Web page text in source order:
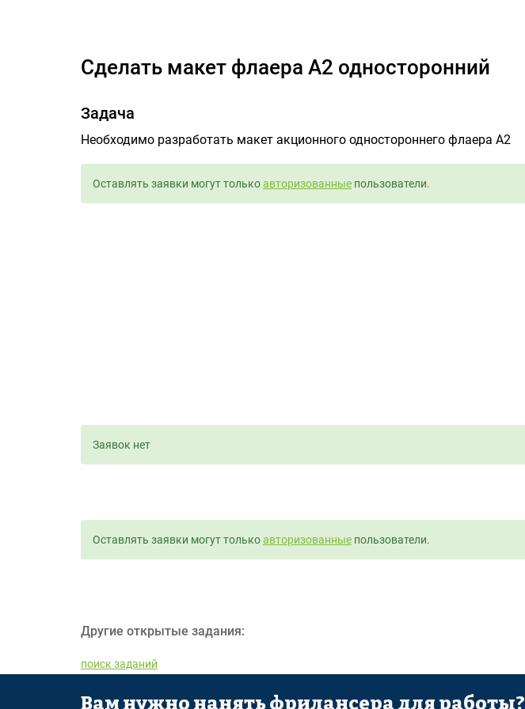
Сделать макет флаера А2 односторонний
Задача
Необходимо разработать макет акционного одностороннего флаера А2
Оставлять заявки могут толькоавторизованные пользователи.
Заявок нет
Оставлять заявки могут толькоавторизованные пользователи.
Другие открытые задания:
поиск заданий
Вам нужно нанять фрилансера для работы?